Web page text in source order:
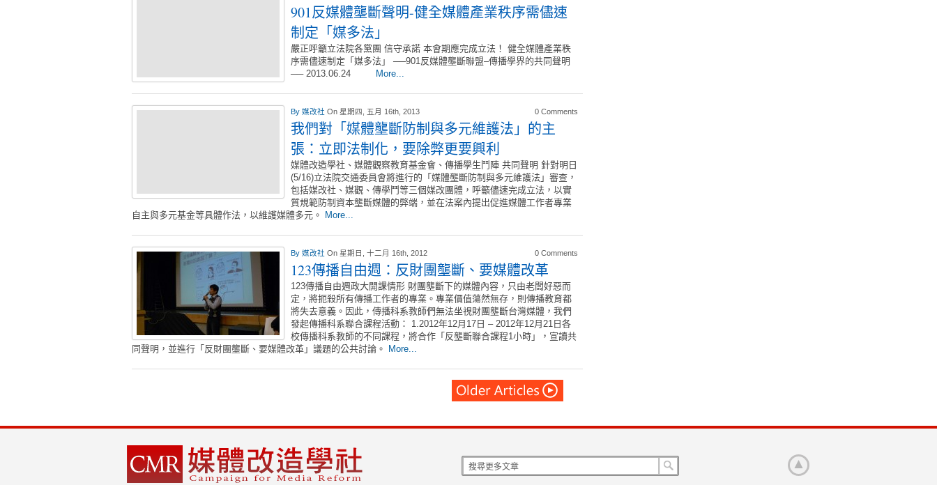
901反媒體壟斷聲明-健全媒體產業秩序需儘速
制定「媒多法」
嚴正呼籲立法院各黨團 信守承諾 本會期應完成立法！ 健全媒體產業秩
序需儘速制定「媒多法」 ──901反媒體壟斷聯盟–傳播學界的共同聲明
── 2013.06.24
More...
By 媒改社 On 星期四, 五月 16th, 2013 0 Comments
我們對「媒體壟斷防制與多元維護法」的主
張：立即法制化，要除弊更要興利
媒體改造學社、媒體觀察教育基金會、傳播學生鬥陣 共同聲明 針對明日
(5/16)立法院交通委員會將進行的「媒體壟斷防制與多元維護法」審查，
包括媒改社、媒觀、傳學鬥等三個媒改團體，呼籲儘速完成立法，以實
質規範防制資本壟斷媒體的弊端，並在法案內提出促進媒體工作者專業
自主與多元基金等具體作法，以維護媒體多元。
More...
By 媒改社 On 星期日, 十二月 16th, 2012 0 Comments
123傳播自由週：反財團壟斷、要媒體改革
123傳播自由週政大開課情形 財團壟斷下的媒體內容，只由老闆好惡而
定，將扼殺所有傳播工作者的專業。專業價值蕩然無存，則傳播教育都
將失去意義。因此，傳播科系教師們無法坐視財團壟斷台灣媒體，我們
發起傳播科系聯合課程活動： 1.2012年12月17日 – 2012年12月21日各
校傳播科系教師的不同課程，將合作「反壟斷聯合課程1小時」，宣讀共
同聲明，並進行「反財團壟斷、要媒體改革」議題的公共討論。
More...